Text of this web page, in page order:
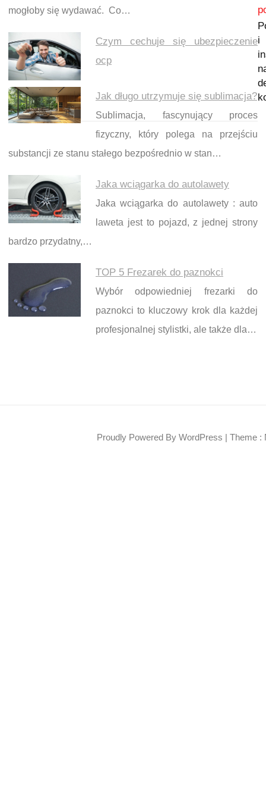
mogłoby się wydawać. Co…
Czym cechuje się ubezpieczenie
ocp
Jak długo utrzymuje się sublimacja?
Sublimacja, fascynujący proces
fizyczny, który polega na przejściu
substancji ze stanu stałego bezpośrednio w stan…
Jaka wciągarka do autolawety
Jaka wciągarka do autolawety : auto
laweta jest to pojazd, z jednej strony
bardzo przydatny,…
TOP 5 Frezarek do paznokci
Wybór odpowiedniej frezarki do
paznokci to kluczowy krok dla każdej
profesjonalnej stylistki, ale także dla…
i
Proudly Powered By WordPress | Theme :